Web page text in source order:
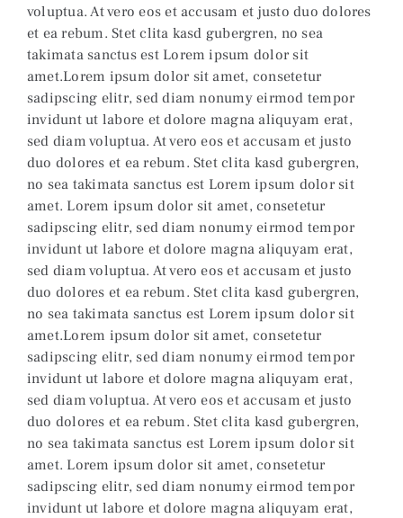
voluptua. At vero eos et accusam et justo duo dolores
et ea rebum. Stet clita kasd gubergren, no sea
takimata sanctus est Lorem ipsum dolor sit
amet.Lorem ipsum dolor sit amet, consetetur
sadipscing elitr, sed diam nonumy eirmod tempor
invidunt ut labore et dolore magna aliquyam erat,
sed diam voluptua. At vero eos et accusam et justo
duo dolores et ea rebum. Stet clita kasd gubergren,
no sea takimata sanctus est Lorem ipsum dolor sit
amet. Lorem ipsum dolor sit amet, consetetur
sadipscing elitr, sed diam nonumy eirmod tempor
invidunt ut labore et dolore magna aliquyam erat,
sed diam voluptua. At vero eos et accusam et justo
duo dolores et ea rebum. Stet clita kasd gubergren,
no sea takimata sanctus est Lorem ipsum dolor sit
amet.Lorem ipsum dolor sit amet, consetetur
sadipscing elitr, sed diam nonumy eirmod tempor
invidunt ut labore et dolore magna aliquyam erat,
sed diam voluptua. At vero eos et accusam et justo
duo dolores et ea rebum. Stet clita kasd gubergren,
no sea takimata sanctus est Lorem ipsum dolor sit
amet. Lorem ipsum dolor sit amet, consetetur
sadipscing elitr, sed diam nonumy eirmod tempor
invidunt ut labore et dolore magna aliquyam erat,